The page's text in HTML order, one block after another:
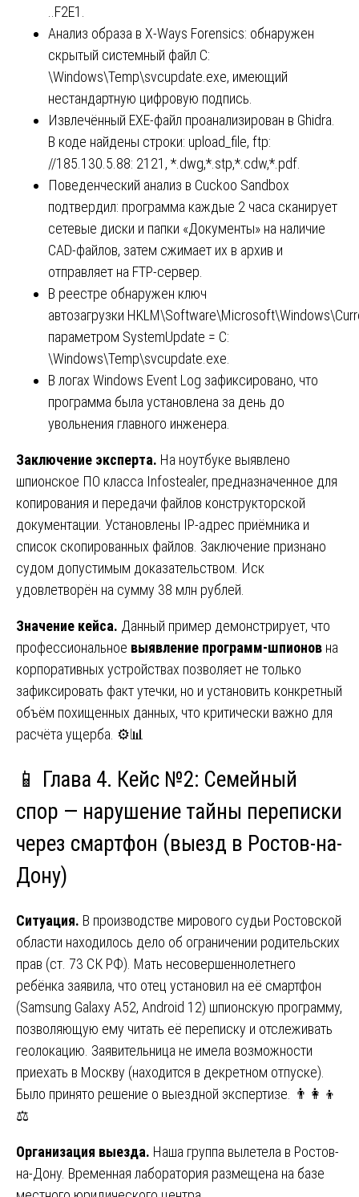
..F2E1.
Анализ образа в X-Ways Forensics: обнаружен
скрытый системный файл C:
\Windows\Temp\svcupdate.exe, имеющий
нестандартную цифровую подпись.
Извлечённый EXE-файл проанализирован в Ghidra.
В коде найдены строки: upload_file, ftp:
//185.130.5.88: 2121, *.dwg,*.stp,*.cdw,*.pdf.
Поведенческий анализ в Cuckoo Sandbox
подтвердил: программа каждые 2 часа сканирует
сетевые диски и папки «Документы» на наличие
CAD-файлов, затем сжимает их в архив и
отправляет на FTP-сервер.
В реестре обнаружен ключ
автозагрузки
параметром SystemUpdate = C:
\Windows\Temp\svcupdate.exe.
В логах Windows Event Log зафиксировано, что
программа была установлена за день до
увольнения главного инженера.
Заключение эксперта. На ноутбуке выявлено
шпионское ПО класса Infostealer, предназначенное для
копирования и передачи файлов конструкторской
документации. Установлены IP-адрес приёмника и
список скопированных файлов. Заключение признано
судом допустимым доказательством. Иск
удовлетворён на сумму 38 млн рублей.
Значение кейса. Данный пример демонстрирует, что
профессиональное выявление программ-шпионов на
корпоративных устройствах позволяет не только
зафиксировать факт утечки, но и установить конкретный
объём похищенных данных, что критически важно для
расчёта ущерба. ⚙️📊
📱 Глава 4. Кейс №2: Семейный
спор — нарушение тайны переписки
через смартфон (выезд в Ростов-на-
Дону)
Ситуация. В производстве мирового судьи Ростовской
области находилось дело об ограничении родительских
прав (ст. 73 СК РФ). Мать несовершеннолетнего
ребёнка заявила, что отец установил на её смартфон
(Samsung Galaxy A52, Android 12) шпионскую программу,
позволяющую ему читать её переписку и отслеживать
геолокацию. Заявительница не имела возможности
приехать в Москву (находится в декретном отпуске).
Было принято решение о выездной экспертизе. 👨‍👩‍👦
⚖️
Организация выезда. Наша группа вылетела в Ростов-
на-Дону. Временная лаборатория размещена на базе